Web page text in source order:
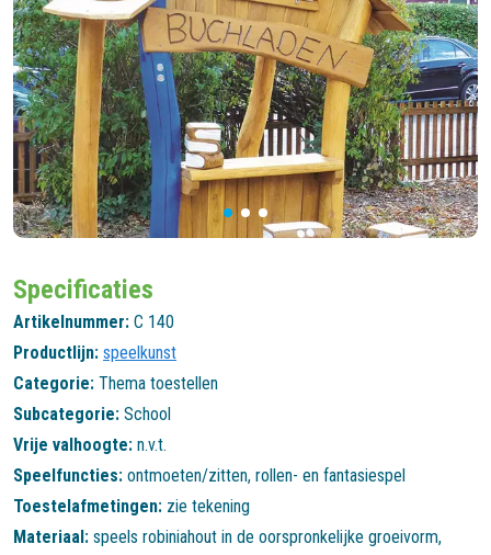
Specificaties
Artikelnummer: C 140
Productlijn: speelkunst
Categorie: Thema toestellen
Subcategorie: School
Vrije valhoogte: n.v.t.
Speelfuncties: ontmoeten/zitten, rollen- en fantasiespel
Toestelafmetingen: zie tekening
Materiaal: speels robiniahout in de oorspronkelijke groeivorm,